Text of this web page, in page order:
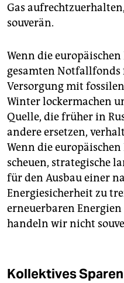
Gas
souverän.
Wenn die
gesamten Notfallfonds
Versorgung mit
Winter lockermachen
Quelle, die früher in
andere ersetzen,
Wenn die
scheuen, strategische
für den Ausbau einer
Energiesicherheit zu
erneuerbaren
handeln wir nicht
Kollektives